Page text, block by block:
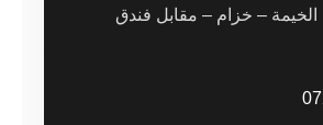
– خزام – مقابل فندق